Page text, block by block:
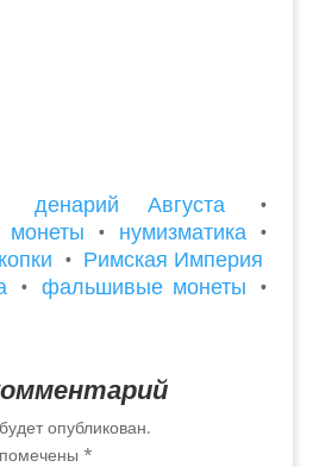
денарий Августа
•
монеты • нумизматика •
• Римская Империя
• фальшивые монеты •
опубликован.
*